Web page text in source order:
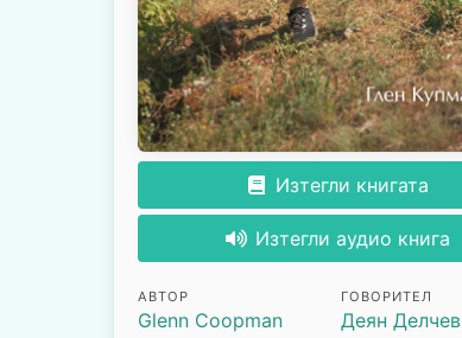
Изтегли книгата
Изтегли аудио книга
АВТОР
Glenn Coopman
ГОВОРИТЕЛ
Деян Делчев